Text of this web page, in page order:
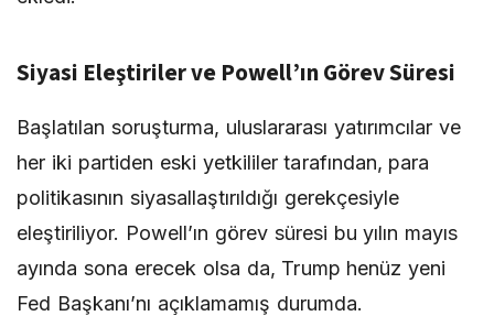
Siyasi Eleştiriler ve Powell’ın Görev Süresi
Başlatılan soruşturma, uluslararası yatırımcılar ve
her iki partiden eski yetkililer tarafından, para
politikasının siyasallaştırıldığı gerekçesiyle
eleştiriliyor. Powell’ın görev süresi bu yılın mayıs
ayında sona erecek olsa da, Trump henüz yeni
Fed Başkanı’nı açıklamamış durumda.